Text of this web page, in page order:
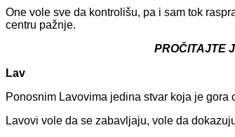
One vole sve da kontrolišu, pa i sam tok
centru pažnje.
PROČITAJTE
Lav
Ponosnim Lavovima jedina stvar koja je gora
Lavovi vole da se zabavljaju, vole da